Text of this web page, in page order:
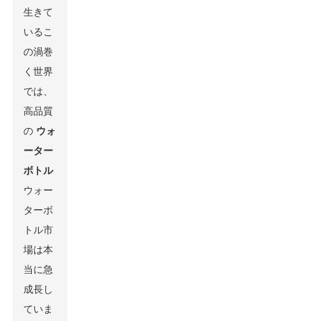
生きて
いるこ
の渦巻
く世界
では、
高品質
の ウォ
ーター
ボトル
ウォー
ターボ
トル市
場は本
当に急
成長し
ていま